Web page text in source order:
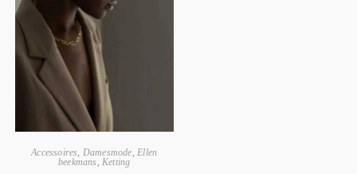
Accessoires Damesmode Ellen
beekmans
Ketting